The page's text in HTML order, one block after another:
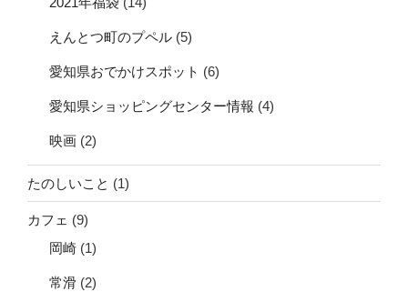
えんとつ町のプペル (5)
愛知県おでかけスポット (6)
愛知県ショッピングセンター情報 (4)
映画 (2)
たのしいこと (1)
カフェ (9)
岡崎 (1)
常滑 (2)